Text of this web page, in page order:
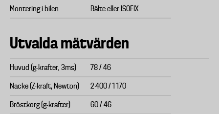
Montering i bilen Bälte eller ISOFIX
Utvalda mätvärden
Huvud (g-krafter, 3ms) 78 / 46
Nacke (Z-kraft, Newton) 2 400 / 1 170
Bröstkorg (g-krafter) 60 / 46